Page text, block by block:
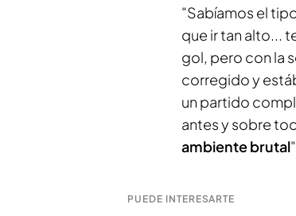
"Sabíamos el
que ir tan alto...
gol, pero con la
corregido y
un partido
antes y sobre
ambiente brutal
PUEDE INTERESARTE